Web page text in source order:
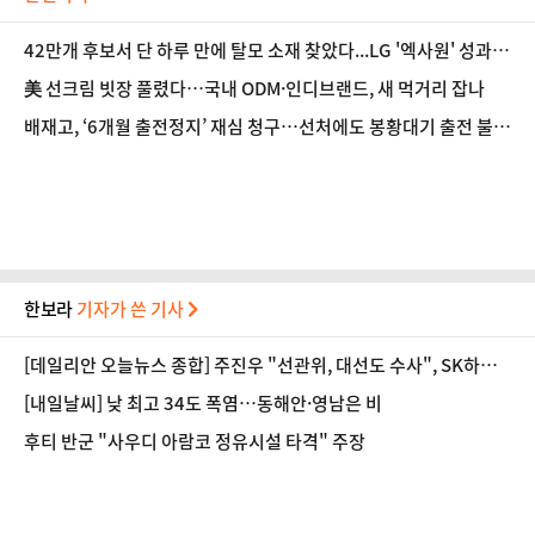
42만개 후보서 단 하루 만에 탈모 소재 찾았다...LG '엑사원' 성과
눈길
美 선크림 빗장 풀렸다…국내 ODM·인디브랜드, 새 먹거리 잡나
배재고, ‘6개월 출전정지’ 재심 청구…선처에도 봉황대기 출전 불투
한보라기자가 쓴 기사
[데일리안 오늘뉴스 종합] 주진우 "선관위, 대선도 수사", SK하이
닉스 통합노조, 추미애 "지방재정 바꿔야", 세제개편 이달 정리 등
[내일날씨] 낮 최고 34도 폭염…동해안·영남은 비
후티 반군 "사우디 아람코 정유시설 타격" 주장